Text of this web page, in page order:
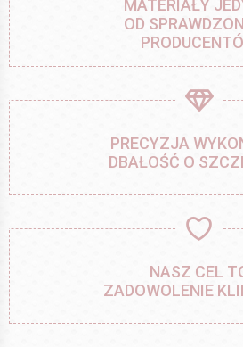
MATERIAŁY
OD
PRECYZJA
DBAŁOŚĆ O
NASZ CEL
ZADOWOLENIE